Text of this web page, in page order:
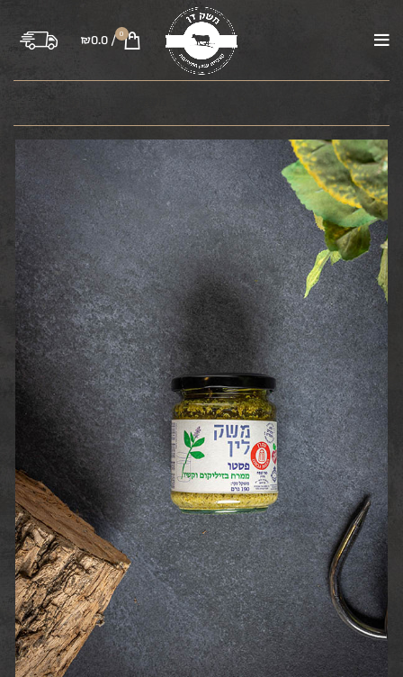
0
/
₪0.0